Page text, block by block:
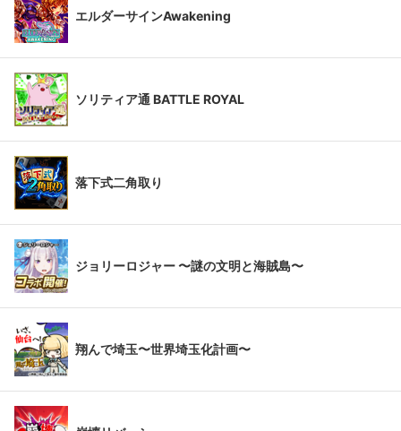
エルダーサインAwakening
ソリティア通 BATTLE ROYAL
落下式二角取り
ジョリーロジャー 〜謎の文明と海賊島〜
翔んで埼玉〜世界埼玉化計画〜